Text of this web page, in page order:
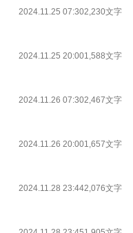
2024.11.25 07:302,230文字
2024.11.25 20:001,588文字
2024.11.26 07:302,467文字
2024.11.26 20:001,657文字
2024.11.28 23:442,076文字